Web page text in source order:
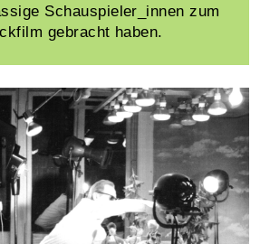
Schauspieler_innen zum
gebracht haben.